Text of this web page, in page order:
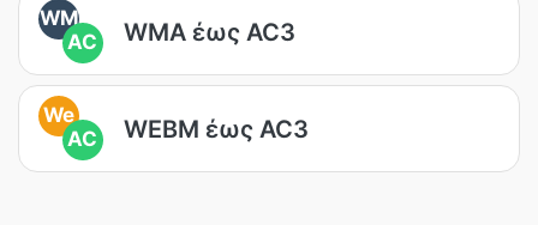
WM
AC
WMA έως AC3
We
AC
WEBM έως AC3